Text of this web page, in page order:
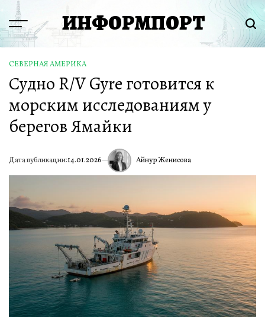
Перейти
содержимому
Menu ИНФОРМПОРТ
ОПУБЛИКОВАНО
В
СЕВЕРНАЯ АМЕРИКА
Судно R/V Gyre готовится к
морским исследованиям у
берегов Ямайки
Дата публикации:14.01.2026 ИА Айнур Женисова